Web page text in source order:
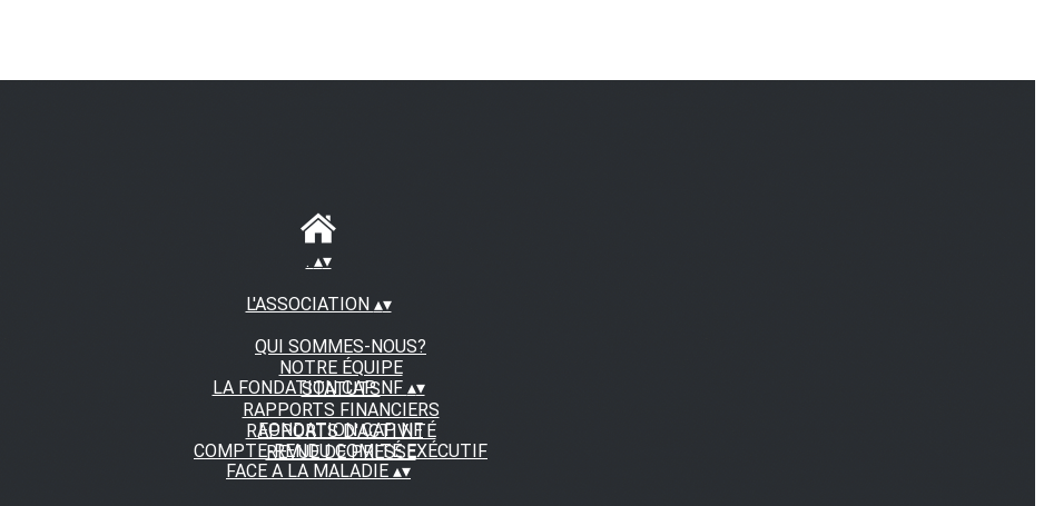
. ▴▾
L'ASSOCIATION ▴▾
QUI SOMMES-NOUS?
NOTRE ÉQUIPE
STATUTS
RAPPORTS FINANCIERS
RAPPORTS D'ACTIVITÉ
REVUE DE PRESSE
LA FONDATION CAP NF ▴▾
FONDATION CAP NF
COMPTE-RENDU COMITÉ EXÉCUTIF
FACE A LA MALADIE ▴▾